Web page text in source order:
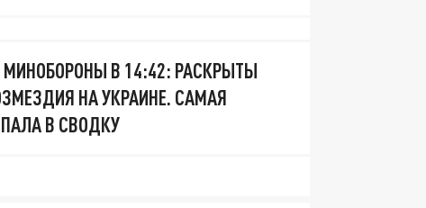
В 14:42: РАСКРЫТЫ
НА УКРАИНЕ. САМАЯ
В СВОДКУ